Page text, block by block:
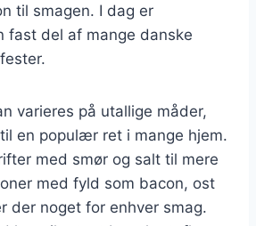
til smagen. I dag er
fast del af mange danske
varieres på utallige måder,
en populær ret i mange hjem.
med smør og salt til mere
med fyld som bacon, ost
der noget for enhver smag.